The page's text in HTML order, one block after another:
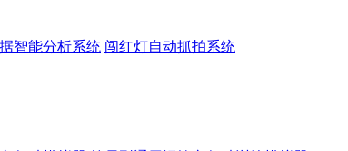
智能分析系统 闯红灯自动抓拍系统